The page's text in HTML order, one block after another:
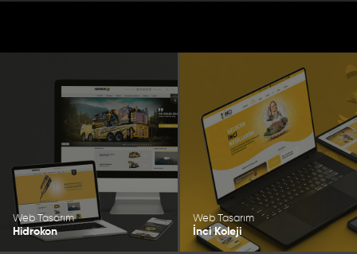
Web Tasarım
Hidrokon
Web Tasarım
İnci Koleji